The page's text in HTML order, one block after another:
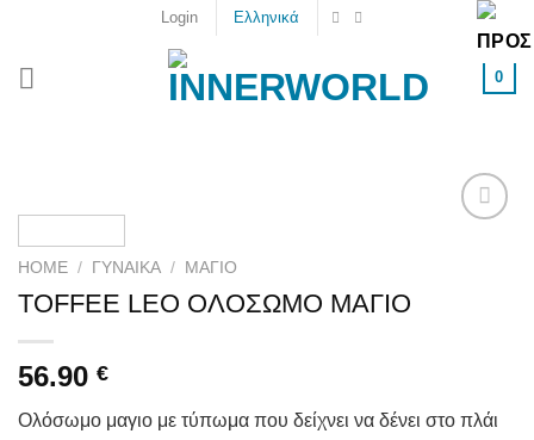
content
Login Ελληνικά
0
HOME / ΓΥΝΑΙΚΑ / ΜΑΓΙΌ
TOFFEE LEO ΟΛΟΣΩΜΟ ΜΑΓΙΟ
56.90 €
Ολόσωμο μαγιο με τύπωμα που δείχνει να δένει στο πλάι